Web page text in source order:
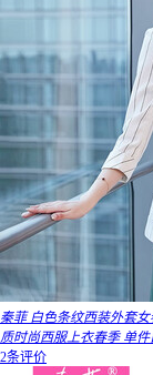
秦菲 白色条纹西装外套
质时尚西服上衣春季 单件
2条评价